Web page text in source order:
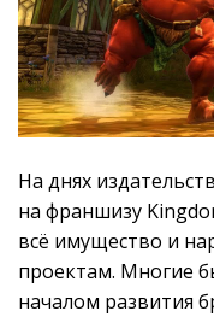
На днях
на франшизу
всё имущество и
проектам. Многие
началом развития